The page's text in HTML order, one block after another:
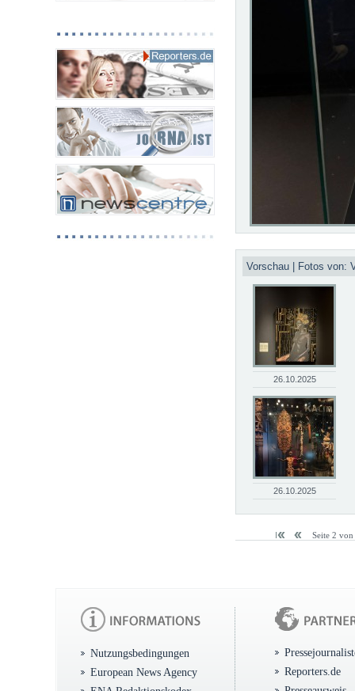
Vorschau | Fotos von:
26.10.2025
26.10.2025
Seite 2 von
Nutzungsbedingungen
European News Agency
Reporters.de